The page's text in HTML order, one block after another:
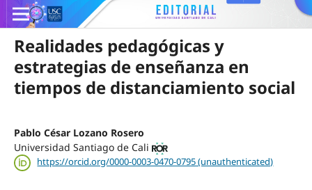
Realidades pedagógicas y
estrategias de enseñanza en
tiempos de distanciamiento social
Pablo César Lozano Rosero
Universidad Santiago de Cali
https://orcid.org/0000-0003-0470-0795 (unauthenticated)